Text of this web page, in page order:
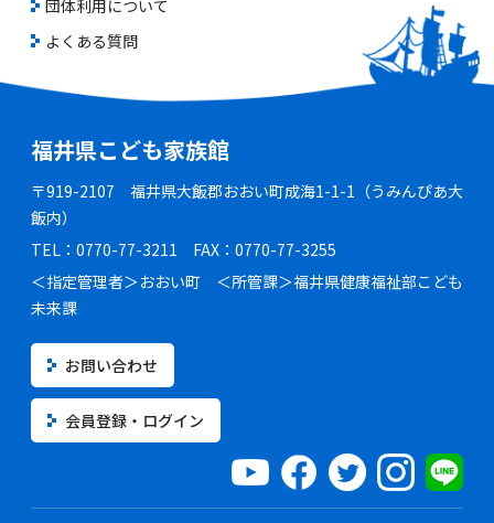
団体利用について
よくある質問
福井県こども家族館
〒919-2107 福井県大飯郡おおい町成海1-1-1（うみんぴあ大
飯内）
TEL：0770-77-3211 FAX：0770-77-3255
＜指定管理者＞おおい町 ＜所管課＞福井県健康福祉部こども
未来課
お問い合わせ
会員登録・ログイン